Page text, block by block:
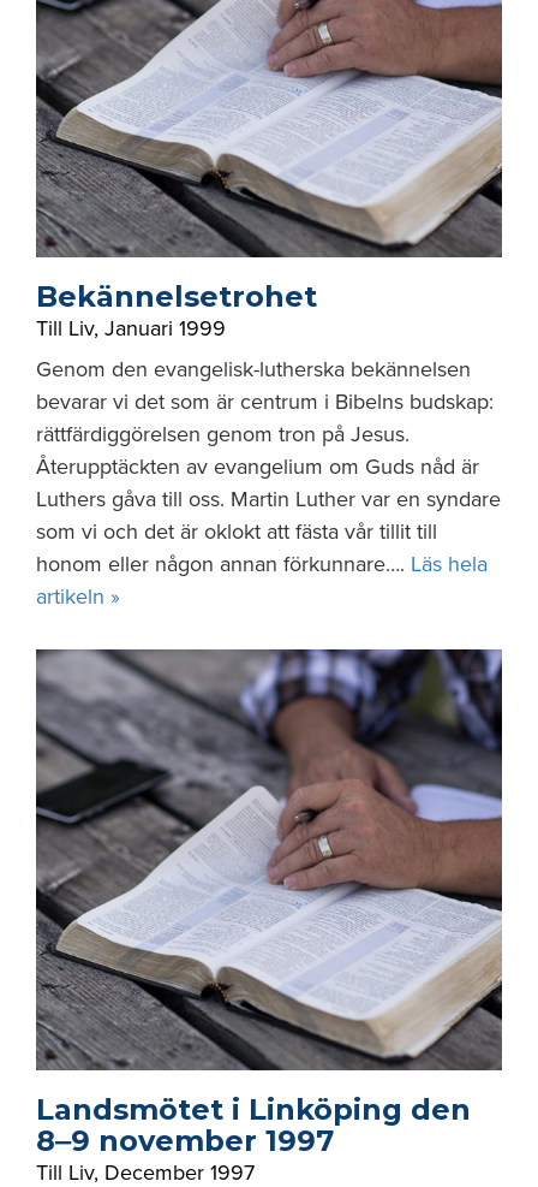
Bekännelsetrohet
Till Liv, Januari 1999
Genom den evangelisk-lutherska bekännelsen
bevarar vi det som är centrum i Bibelns budskap:
rättfärdiggörelsen genom tron på Jesus.
Återupptäckten av evangelium om Guds nåd är
Luthers gåva till oss. Martin Luther var en syndare
som vi och det är oklokt att fästa vår tillit till
honom eller någon annan förkunnare…. Läs hela
artikeln »
Landsmötet i Linköping den
8‒9 november 1997
Till Liv, December 1997